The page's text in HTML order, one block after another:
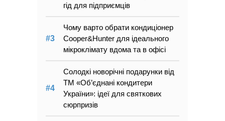
гід для підприємців
Чому варто обрати кондиціонер
Cooper&Hunter для ідеального
мікроклімату вдома та в офісі
Солодкі новорічні подарунки від
ТМ «Об’єднані кондитери
України»: ідеї для святкових
сюрпризів